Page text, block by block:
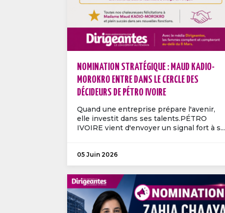
NOMINATION STRATÉGIQUE : MAUD KADIO-
MOROKRO ENTRE DANS LE CERCLE DES
DÉCIDEURS DE PÉTRO IVOIRE
Quand une entreprise prépare l'avenir,
elle investit dans ses talents.PÉTRO
IVOIRE vient d'envoyer un signal fort à s...
05 Juin 2026